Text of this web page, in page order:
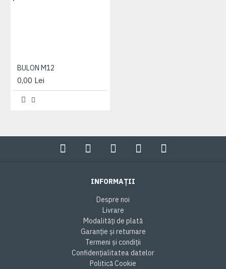
BULON M12
0,00 Lei
INFORMAȚII
Despre noi
Livrare
Modalități de plată
Garanție și returnare
Termeni și condiții
Confidențialitatea datelor
Politică Cookie